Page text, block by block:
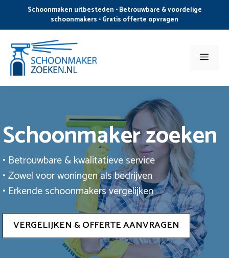
de
inhoud
Schoonmaken uitbesteden • Betrouwbare & voordelige
schoonmakers • Gratis offerte opvragen
Menu
Schoonmaker zoeken
• Betrouwbare & kwalitatieve service
• Zowel voor woningen als bedrijven
• Erkende schoonmakers vergelijken
VERGELIJKEN & OFFERTE AANVRAGEN